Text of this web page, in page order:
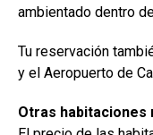
ambientado dentro
Tu reservación
y el Aeropuerto de
Otras habitaciones